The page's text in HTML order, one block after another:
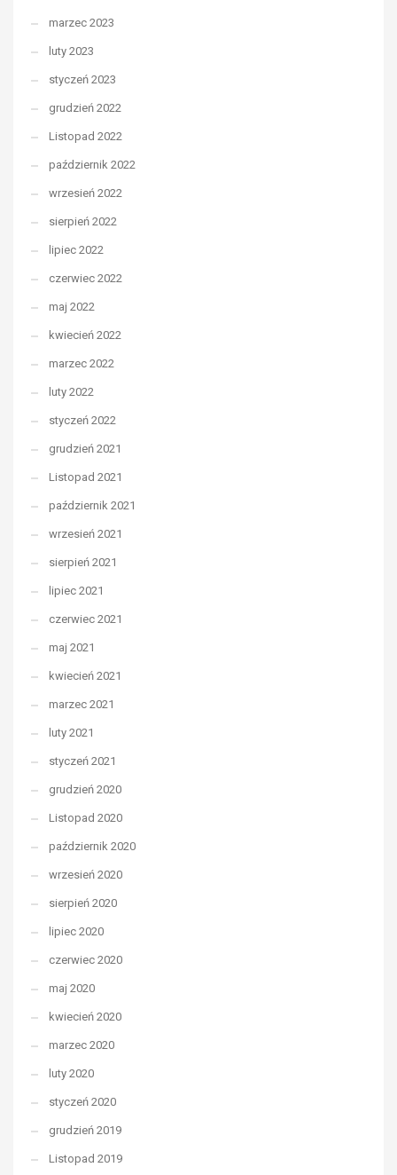
marzec 2023
luty 2023
styczeń 2023
grudzień 2022
Listopad 2022
październik 2022
wrzesień 2022
sierpień 2022
lipiec 2022
czerwiec 2022
maj 2022
kwiecień 2022
marzec 2022
luty 2022
styczeń 2022
grudzień 2021
Listopad 2021
październik 2021
wrzesień 2021
sierpień 2021
lipiec 2021
czerwiec 2021
maj 2021
kwiecień 2021
marzec 2021
luty 2021
styczeń 2021
grudzień 2020
Listopad 2020
październik 2020
wrzesień 2020
sierpień 2020
lipiec 2020
czerwiec 2020
maj 2020
kwiecień 2020
marzec 2020
luty 2020
styczeń 2020
grudzień 2019
Listopad 2019